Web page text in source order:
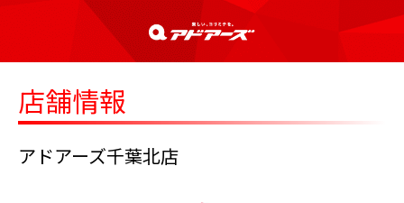
店舗情報
アドアーズ千葉北店